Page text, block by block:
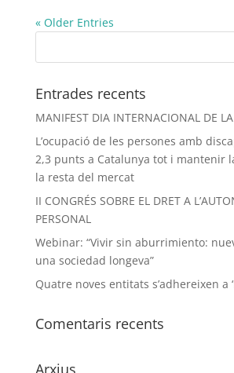
« Older Entries
Entrades recents
MANIFEST DIA INTERNACIONAL DE
L’ocupació de les persones amb
2,3 punts a Catalunya tot i mantenir
la resta del mercat
II CONGRÉS SOBRE EL DRET A
PERSONAL
Webinar: “Vivir sin aburrimiento:
una sociedad longeva”
Quatre noves entitats s’adhereixen a
Comentaris recents